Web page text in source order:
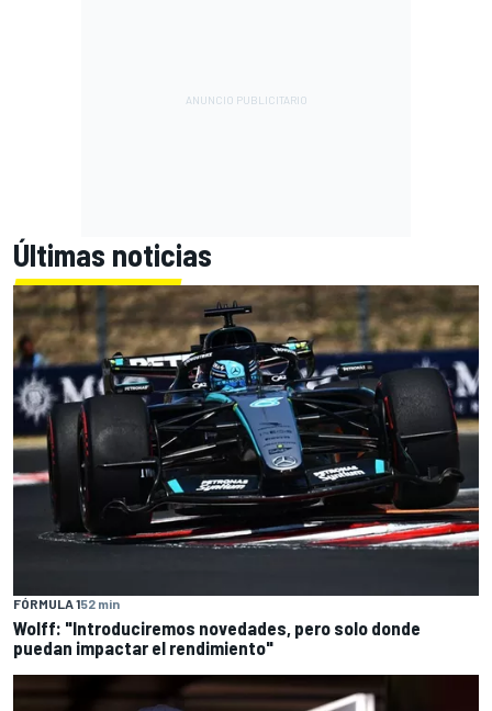
Últimas noticias
FÓRMULA 152 min
Wolff: "Introduciremos novedades, pero solo donde
puedan impactar el rendimiento"